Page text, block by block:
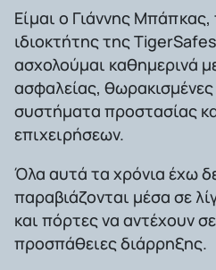
Είμαι ο Γιάννης Μπάπκας,
ιδιοκτήτης της
ασχολούμαι καθημερινά
ασφαλείας,
συστήματα προστασίας
επιχειρήσεων.
Όλα αυτά τα χρόνια έχω
παραβιάζονται μέσα σε
και πόρτες να αντέχουν
προσπάθειες διάρρηξης.